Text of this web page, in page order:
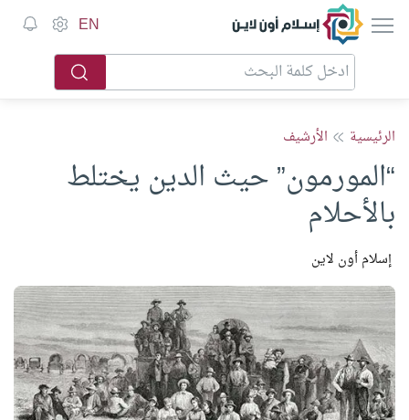
إسلام أون لاين EN
الرئيسية الأرشيف
“المورمون” حيث الدين يختلط
بالأحلام
إسلام أون لاين